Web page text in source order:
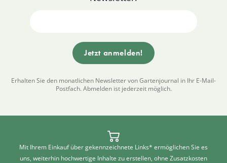
Erhalten Sie den monatlichen Newsletter von Gartenjournal in Ihr E-Mail-
Postfach. Abmelden ist jederzeit möglich.
Mit Ihrem Einkauf über gekennzeichnete Links* ermöglichen Sie es
uns, weiterhin hochwertige Inhalte zu erstellen, ohne Zusatzkosten